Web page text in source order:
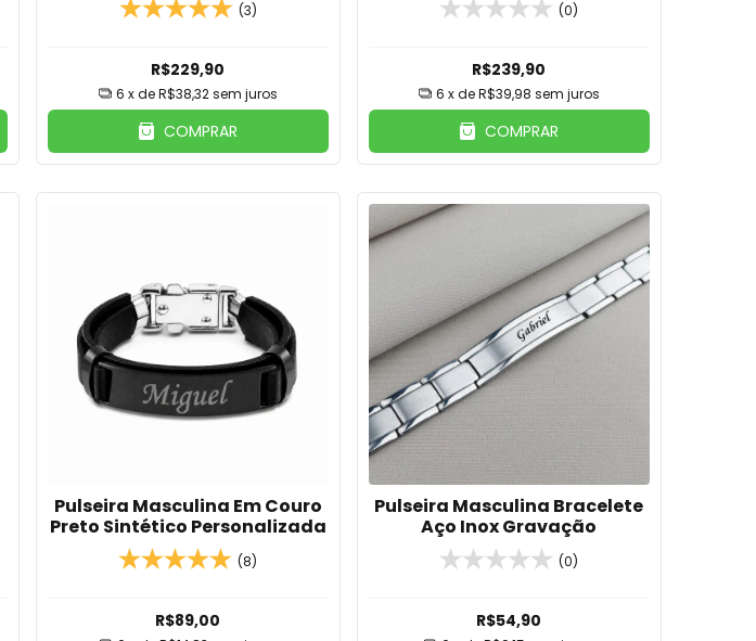
de Prata (3)
R$229,90
6 x deR$38,32sem juros
COMPRAR
18k/Banho de Prata
(0)
R$239,90
6 x deR$39,98 sem juros
COMPRAR
Pulseira Masculina Em Couro
Preto Sintético Personalizada
(8)
R$89,00
Pulseira Masculina Bracelete
Aço Inox Gravação
(0)
R$54,90